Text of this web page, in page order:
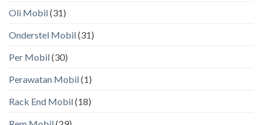
Oli Mobil(31)
Onderstel Mobil(31)
Per Mobil(30)
Perawatan Mobil(1)
Rack End Mobil(18)